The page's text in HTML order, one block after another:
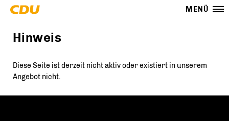
MENÜ
Hinweis
Diese Seite ist derzeit nicht aktiv oder existiert in unserem
Angebot nicht.